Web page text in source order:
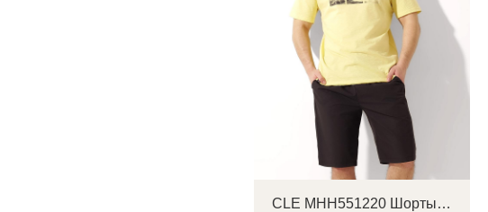
CLE MHH551220 Шорты мужские